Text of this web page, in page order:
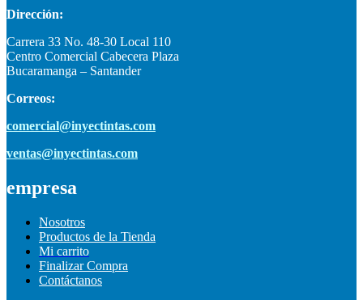
Dirección:
Carrera 33 No. 48-30 Local 110
Centro Comercial Cabecera Plaza
Bucaramanga – Santander
Correos:
comercial@inyectintas.com
ventas@inyectintas.com
empresa
Nosotros
Productos de la Tienda
Mi carrito
Finalizar Compra
Contáctanos